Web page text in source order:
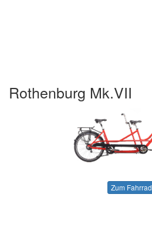
Rothenburg Mk.VII
Zum Fahrrad